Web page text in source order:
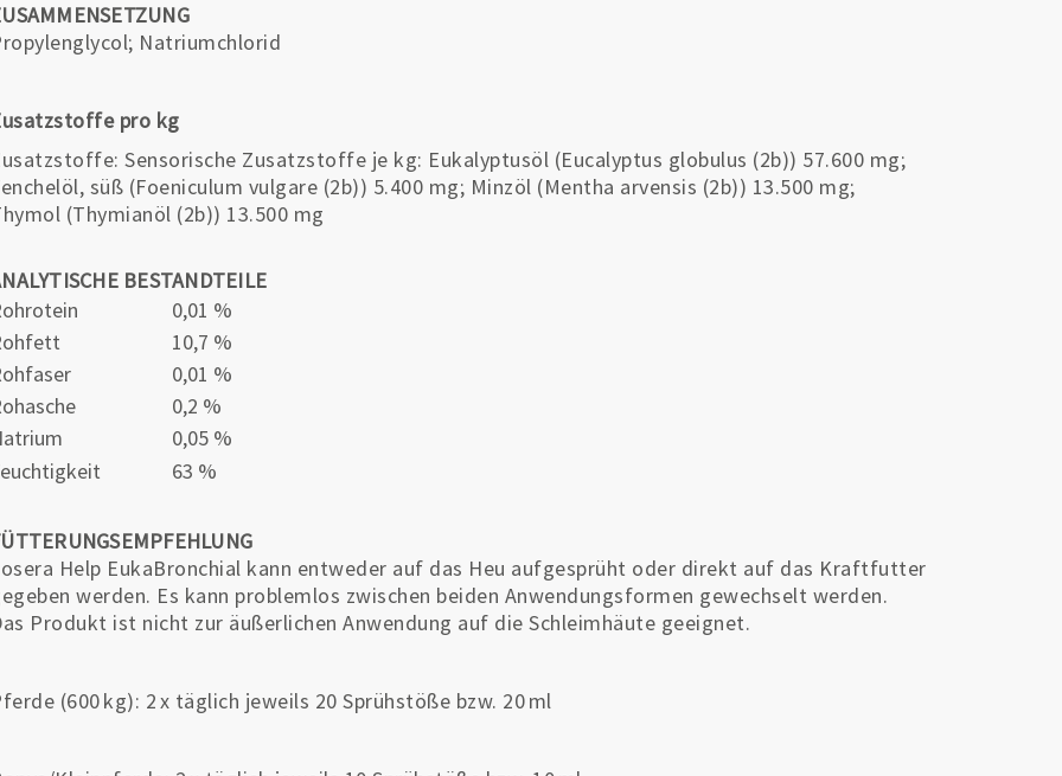
Natriumchlorid
pro kg
Sensorische Zusatzstoffe je kg: Eukalyptusöl (Eucalyptus globulus (2b)) 57.600 mg;
süß (Foeniculum vulgare (2b)) 5.400 mg; Minzöl (Mentha arvensis (2b)) 13.500 mg;
(Thymianöl (2b)) 13.500 mg
BESTANDTEILE
0,01 %
10,7 %
0,01 %
0,2 %
0,05 %
63 %
Help EukaBronchial kann entweder auf das Heu aufgesprüht oder direkt auf das Kraftfutter
werden. Es kann problemlos zwischen beiden Anwendungsformen gewechselt werden.
Produkt ist nicht zur äußerlichen Anwendung auf die Schleimhäute geeignet.
(600 kg): 2 x täglich jeweils 20 Sprühstöße bzw. 20 ml